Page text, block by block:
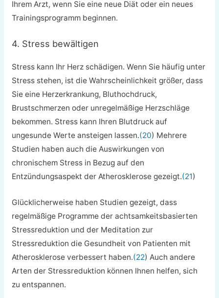
Ihrem Arzt, wenn Sie eine neue Diät oder ein neues
Trainingsprogramm beginnen.
4. Stress bewältigen
Stress kann Ihr Herz schädigen. Wenn Sie häufig unter
Stress stehen, ist die Wahrscheinlichkeit größer, dass
Sie eine Herzerkrankung, Bluthochdruck,
Brustschmerzen oder unregelmäßige Herzschläge
bekommen. Stress kann Ihren Blutdruck auf
ungesunde Werte ansteigen lassen.(20) Mehrere
Studien haben auch die Auswirkungen von
chronischem Stress in Bezug auf den
Entzündungsaspekt der Atherosklerose gezeigt.(21)
Glücklicherweise haben Studien gezeigt, dass
regelmäßige Programme der achtsamkeitsbasierten
Stressreduktion und der Meditation zur
Stressreduktion die Gesundheit von Patienten mit
Atherosklerose verbessert haben.(22) Auch andere
Arten der Stressreduktion können Ihnen helfen, sich
zu entspannen.